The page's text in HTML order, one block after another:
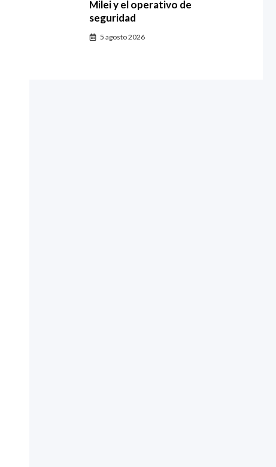
Milei y el operativo de
seguridad
5 agosto 2026